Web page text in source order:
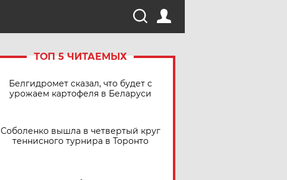
ТОП 5 ЧИТАЕМЫХ
Белгидромет сказал, что будет с
урожаем картофеля в Беларуси
Соболенко вышла в четвертый круг
теннисного турнира в Торонто